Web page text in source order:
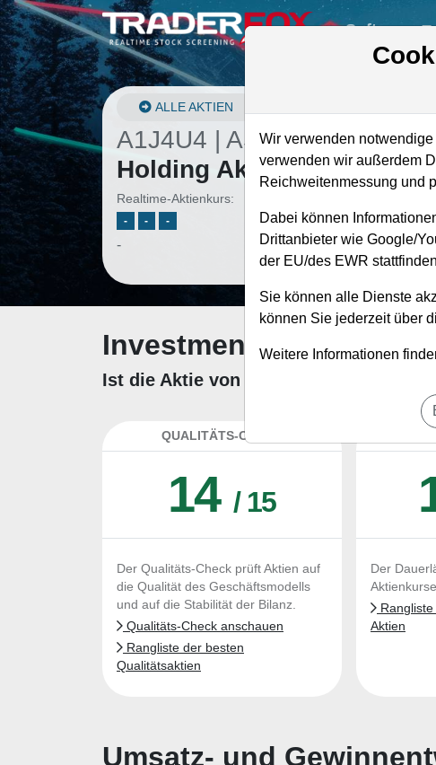
Software
ALLE AKTIEN
A1J4U4 | ASME–ASML
Holding Aktie
Realtime-Aktienkurs:
- - -
-
Investment-Check:
Ist die Aktie von ASML Holding zum
QUALITÄTS-CHECK
14/ 15
Der Qualitäts-Check prüft Aktien auf
die Qualität des Geschäftsmodells
und auf die Stabilität der Bilanz.
Qualitäts-Check anschauen
Rangliste der besten
Qualitätsaktien
Der
Aktien
Umsatz- und
Wir verwenden
verwenden wir außerdem
Reichweitenmessung und
Dabei können
Drittanbieter wie Google/
der EU/des EWR
Sie können alle Dienste
können Sie jederzeit über
Weitere Informationen